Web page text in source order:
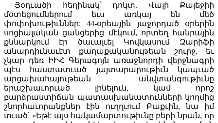
Յօդւածի հեղինակ՝ դոկտ. Վալի Քալեջիի
մօտեցումներում եւս առկայ են մեծ
փոփոխութիւններ: 44-օրեային յաջորդած օրերին
սոցիալական ցանցերից մէկում, որտեղ հանրային
քննարկում էր ծաւալւել Կովկասում Զարիֆի
անարդիւնաւէտ քաղաքականութեան շուրջ, եւ
չկար դեռ ԻԻՀ Գերագոյն առաջնորդի վերջնագրի
պէս հաստատւած յայտարարութիւն կապւած
արցախահայութեան անվտանգութիւնը
երաշխաւորւած լինելուն, կամ որոշ
բարձրաստիճան պատասխանատունների կողմից
շնորհաւորանքներ էին ուղղւում Բաքւին, նա իմ
տւած՝ «Եթէ ​​այս հակամարտութիւնը բերի նրան, որ